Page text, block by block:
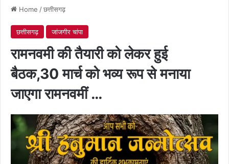
Home /छत्तीसगढ़
छत्तीसगढ़ जांजगीर चांपा
रामनवमी की तैयारी को लेकर हुई
बैठक,30 मार्च को भव्य रूप से मनाया
जाएगा रामनवमीं …